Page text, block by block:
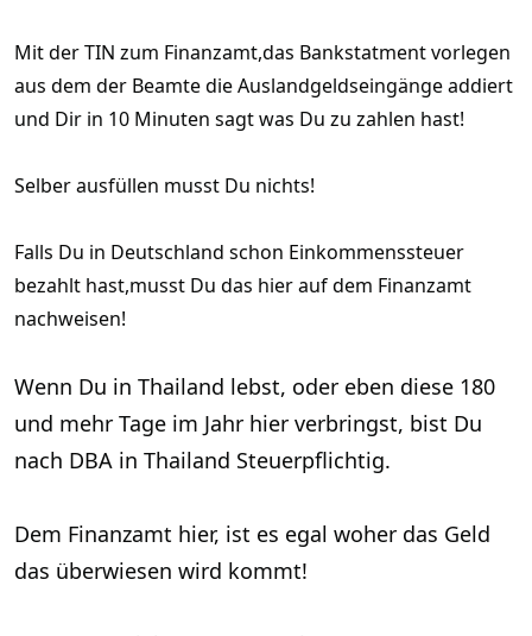
Mit der TIN zum Finanzamt,das Bankstatment vorlegen
aus dem der Beamte die Auslandgeldseingänge addiert
und Dir in 10 Minuten sagt was Du zu zahlen hast!
Selber ausfüllen musst Du nichts!
Falls Du in Deutschland schon Einkommenssteuer
bezahlt hast,musst Du das hier auf dem Finanzamt
nachweisen!
Wenn Du in Thailand lebst, oder eben diese 180
und mehr Tage im Jahr hier verbringst, bist Du
nach DBA in Thailand Steuerpflichtig.
Dem Finanzamt hier, ist es egal woher das Geld
das überwiesen wird kommt!